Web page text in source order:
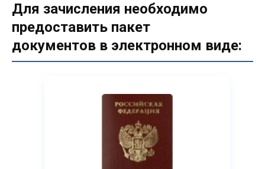
Для зачисления необходимо
предоставить пакет
документов в электронном виде: